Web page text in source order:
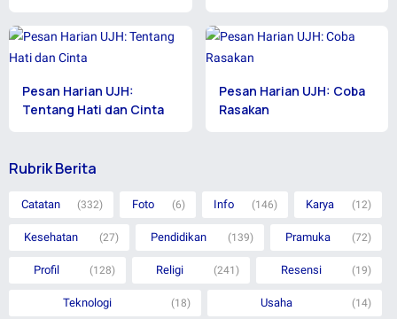
Pesan Harian UJH:
Tentang Hati dan Cinta
Pesan Harian UJH: Coba
Rasakan
Rubrik Berita
Catatan (332) Foto (6) Info (146) Karya (12)
Kesehatan (27) Pendidikan (139) Pramuka (72)
Profil (128) Religi (241) Resensi (19)
Teknologi (18) Usaha (14)